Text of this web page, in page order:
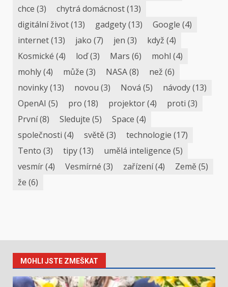
chce (3) chytrá domácnost(13)
digitální život(13) gadgety(13) Google (4)
internet(13) jako (7) jen (3) když (4)
Kosmické (4) loď(3) Mars (6) mohl (4)
mohly(4) může (3) NASA(8) než (6)
novinky(13) novou (3) Nová (5) návody(13)
OpenAI (5) pro (18) projektor(4) proti (3)
První(8) Sledujte (5) Space (4)
společnosti (4) světě(3) technologie (17)
Tento (3) tipy(13) umělá inteligence (5)
vesmír(4) Vesmírné (3) zařízení(4) Země(5)
že (6)
MOHLI JSTE ZMEŠKAT